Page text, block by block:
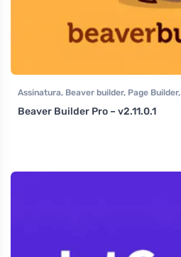
Assinatura, Beaver builder, Page Builder,
Beaver Builder Pro – v2.11.0.1